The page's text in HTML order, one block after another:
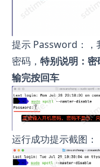
提示 Password：，
密码， 特别说明：密
输完按回车
运行成功提示截图：